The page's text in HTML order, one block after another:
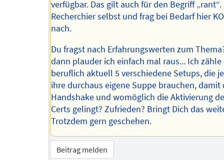
verfügbar. Das gilt auch für den Begriff „rant“.
Recherchier selbst und frag bei Bedarf hier
nach.
Du fragst nach Erfahrungswerten zum
dann plauder ich einfach mal raus... Ich
beruflich aktuell 5 verschiedene Setups, die
ihre durchaus eigene Suppe brauchen, damit
Handshake und womöglich die Aktivierung
Certs gelingt? Zufrieden? Bringt Dich das
Trotzdem gern geschehen.
Beitrag melden